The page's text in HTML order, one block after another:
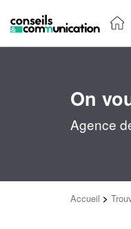
On
Agence
Accueil >